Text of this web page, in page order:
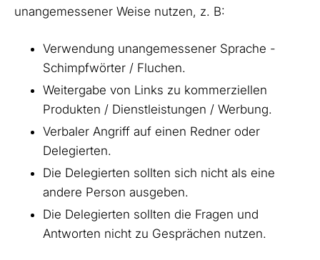
unangemessener Weise nutzen, z. B:
Verwendung unangemessener Sprache -
Schimpfwörter / Fluchen.
Weitergabe von Links zu kommerziellen
Produkten / Dienstleistungen / Werbung.
Verbaler Angriff auf einen Redner oder
Delegierten.
Die Delegierten sollten sich nicht als eine
andere Person ausgeben.
Die Delegierten sollten die Fragen und
Antworten nicht zu Gesprächen nutzen.